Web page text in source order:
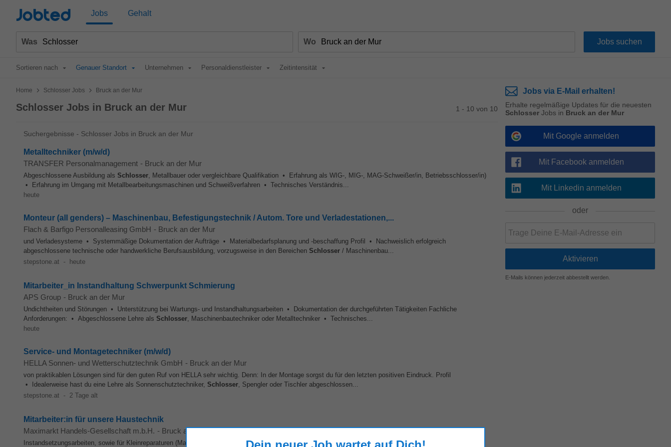
Jobted Jobs Gehalt
Was Wo
Sortieren nach Genauer Standort Unternehmen Personaldienstleister Zeitintensität
Home > Schlosser Jobs > Bruck an der Mur
Schlosser Jobs in Bruck an der Mur 1 - 10 von 10
Suchergebnisse - Schlosser Jobs in Bruck an der Mur
Metalltechniker (m/w/d)
TRANSFER Personalmanagement - Bruck an der Mur
Abgeschlossene Ausbildung als Schlosser, Metallbauer oder vergleichbare Qualifikation • Erfahrung als WIG-, MIG-, MAG-Schweißer/in, Betriebsschlosser/in)
• Erfahrung im Umgang mit Metallbearbeitungsmaschinen und Schweißverfahren • Technisches Verständnis...
heute
Monteur (all genders) – Maschinenbau, Befestigungstechnik / Autom. Tore und Verladestationen,...
Flach & Barfigo Personalleasing GmbH - Bruck an der Mur
und Verladesysteme • Systemmäßige Dokumentation der Aufträge • Materialbedarfsplanung und -beschaffung Profil • Nachweislich erfolgreich
abgeschlossene technische oder handwerkliche Berufsausbildung, vorzugsweise in den Bereichen Schlosser / Maschinenbau...
stepstone.at - heute
Mitarbeiter_in Instandhaltung Schwerpunkt Schmierung
APS Group - Bruck an der Mur
Undichtheiten und Störungen • Unterstützung bei Wartungs- und Instandhaltungsarbeiten • Dokumentation der durchgeführten Tätigkeiten Fachliche
Anforderungen: • Abgeschlossene Lehre als Schlosser, Maschinenbautechniker oder Metalltechniker • Technisches...
heute
Service- und Montagetechniker (m/w/d)
HELLA Sonnen- und Wetterschutztechnik GmbH - Bruck an der Mur
von praktikablen Lösungen sind für den guten Ruf von HELLA sehr wichtig. Denn: In der Montage sorgst du für den letzten positiven Eindruck. Profil
• Idealerweise hast du eine Lehre als Sonnenschutztechniker, Schlosser, Spengler oder Tischler abgeschlossen...
stepstone.at - 2 Tage alt
Mitarbeiter:in für unsere Haustechnik
Maximarkt Handels-Gesellschaft m.b.H. - Bruck an der Mur
Instandsetzungsarbeiten, sowie für Kleinreparaturen (Malerarbeiten, diverse Reparaturen, etc.) Schließdienst Warenübernahme Sie bieten Abgeschlossene
Jobs via E-Mail erhalten!
Erhalte regelmäßige Updates für die neuesten
Schlosser Jobs in Bruck an der Mur
Mit Google anmelden
Mit Facebook anmelden
Mit Linkedin anmelden
oder
E-Mails können jederzeit abbestellt werden.